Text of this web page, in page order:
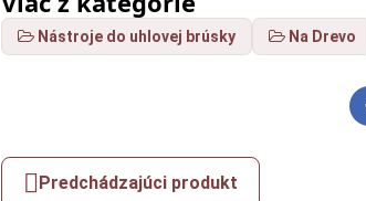
Nástroje do uhlovej brúsky Na Drevo
Predchádzajúci produkt